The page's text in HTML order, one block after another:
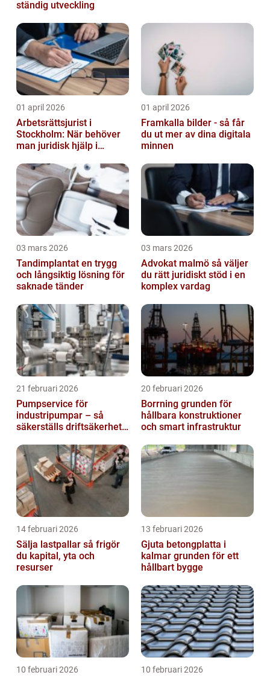
ständig utveckling
01 april 2026
Arbetsrättsjurist i
Stockholm: När behöver
man juridisk hjälp i
01 april 2026
Framkalla bilder - så får
du ut mer av dina digitala
minnen
03 mars 2026
Tandimplantat en trygg
och långsiktig lösning för
saknade tänder
03 mars 2026
Advokat malmö så väljer
du rätt juridiskt stöd i en
komplex vardag
21 februari 2026
Pumpservice för
industripumpar – så
säkerställs driftsäkerhet
20 februari 2026
Borrning grunden för
hållbara konstruktioner
och smart infrastruktur
14 februari 2026
Sälja lastpallar så frigör
du kapital, yta och
resurser
13 februari 2026
Gjuta betongplatta i
kalmar grunden för ett
hållbart bygge
10 februari 2026 10 februari 2026